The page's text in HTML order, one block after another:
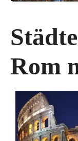
Rom